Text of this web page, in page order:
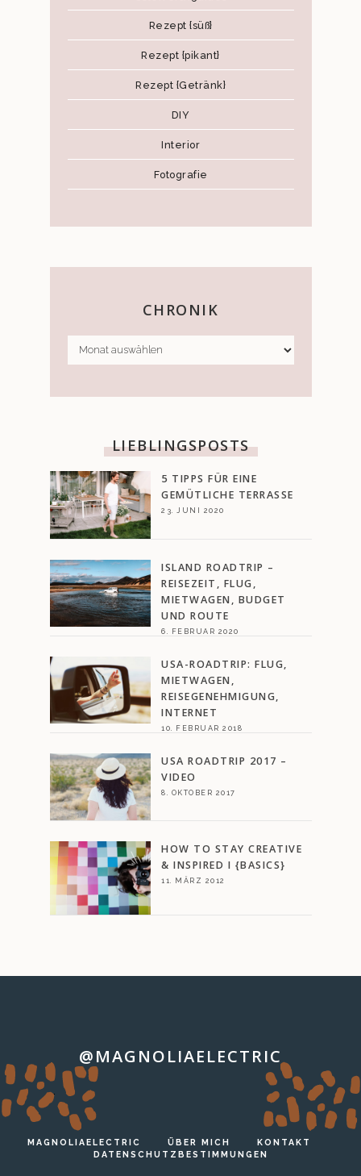
Rezept {süß}
Rezept {pikant}
Rezept {Getränk}
DIY
Interior
Fotografie
CHRONIK
CHRONIK
LIEBLINGSPOSTS
5 TIPPS FÜR EINE
GEMÜTLICHE TERRASSE
23. JUNI 2020
ISLAND ROADTRIP –
REISEZEIT, FLUG,
MIETWAGEN, BUDGET
UND ROUTE
6. FEBRUAR 2020
USA-ROADTRIP: FLUG,
MIETWAGEN,
REISEGENEHMIGUNG,
INTERNET
10. FEBRUAR 2018
USA ROADTRIP 2017 –
VIDEO
8. OKTOBER 2017
HOW TO STAY CREATIVE
& INSPIRED I {BASICS}
11. MÄRZ 2012
@MAGNOLIAELECTRIC
…
MAGNOLIAELECTRIC ÜBER MICH
KONTAKT
DATENSCHUTZBESTIMMUNGEN